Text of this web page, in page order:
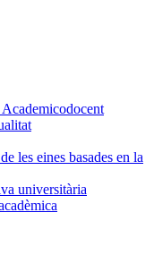
les eines basades en la
universitària